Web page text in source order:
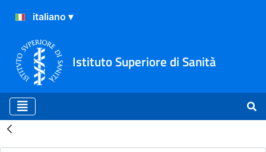
Istituto Superiore di Sanità
Risultati della Ricerca -